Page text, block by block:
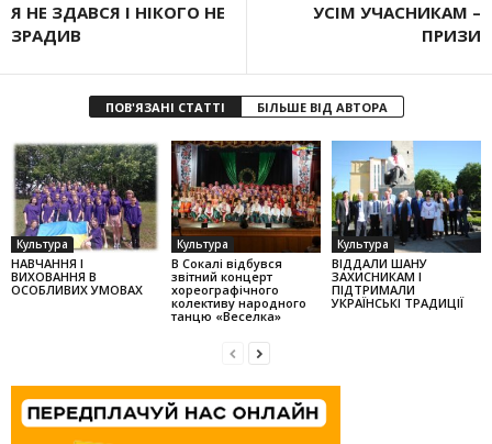
Я НЕ ЗДАВСЯ І НІКОГО НЕ
ЗРАДИВ
УСІМ УЧАСНИКАМ –
ПРИЗИ
ПОВ'ЯЗАНІ СТАТТІ БІЛЬШЕ ВІД АВТОРА
Культура
НАВЧАННЯ І
ВИХОВАННЯ В
ОСОБЛИВИХ УМОВАХ
Культура
В Сокалі відбувся
звітний концерт
хореографічного
колек­тиву народного
танцю «Веселка»
Культура
ВІДДАЛИ ШАНУ
ЗАХИСНИКАМ І
ПІДТРИМАЛИ
УКРАЇНСЬКІ ТРАДИЦІЇ